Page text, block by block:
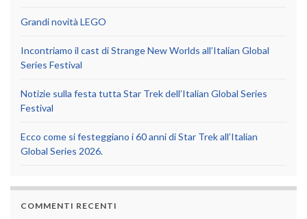
Grandi novità LEGO
Incontriamo il cast di Strange New Worlds all’Italian Global
Series Festival
Notizie sulla festa tutta Star Trek dell’Italian Global Series
Festival
Ecco come si festeggiano i 60 anni di Star Trek all’Italian
Global Series 2026.
COMMENTI RECENTI